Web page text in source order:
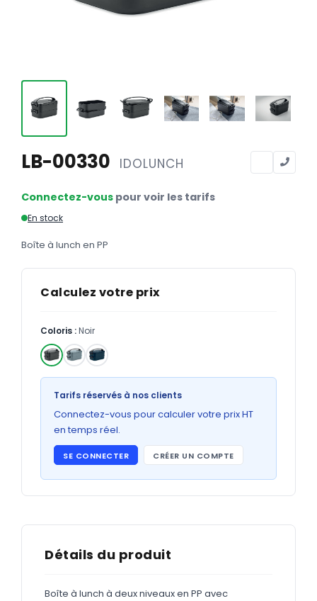
Calendriers
Enveloppes
Sous-mains
Bloc-notes
Chemises
Pochettes administratives
Tampons
Liasses
Carnets
GRAND FORMAT
Abribus
Bâche
Panneaux
Étiquettes adhésives
LB-00330 IDOLUNCH
Connectez-vous pour voir les tarifs
En stock
Boîte à lunch en PP
Calculez votre prix
Coloris :Noir
Tarifs réservés à nos clients
Connectez-vous pour calculer votre prix HT
en temps réel.
SE CONNECTER CRÉER UN COMPTE
Détails du produit
Boîte à lunch à deux niveaux en PP avec